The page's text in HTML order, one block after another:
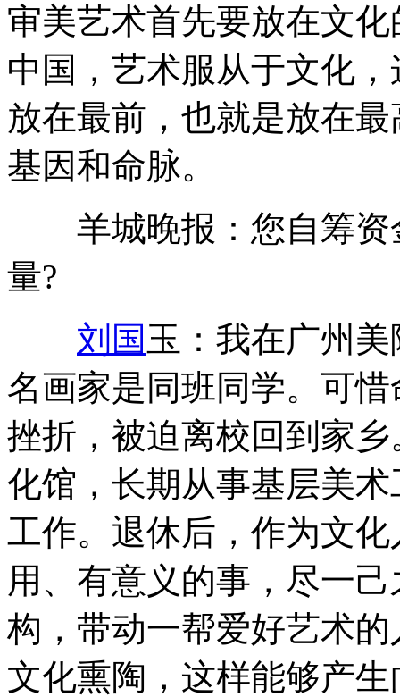
审美艺术首先要放在文
中国，艺术服从于文化
放在最前，也就是放在
基因和命脉。
羊城晚报：您自筹资
量?
刘国 玉：我在广州
名画家是同班同学。可
挫折，被迫离校回到家
化馆，长期从事基层美
工作。退休后，作为文
用、有意义的事，尽一
构，带动一帮爱好艺术
文化熏陶，这样能够产